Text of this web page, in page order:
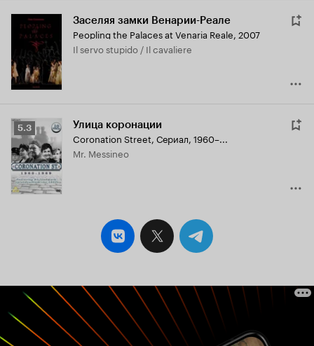
Заселяя замки Венарии-Реале
Peopling the Palaces at Venaria Reale, 2007
Il servo stupido / Il cavaliere
Рейтинг
Кинопоиска
5.3
5.3 Улица коронации
Coronation Street, Сериал, 1960–...
Mr. Messineo